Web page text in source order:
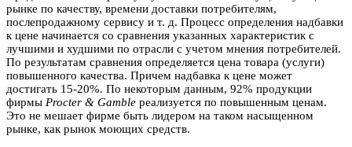
рынке по качеству, времени доставки потребителям,
послепродажному сервису и т. д. Процесс определения надбавки
к цене начинается со сравнения указанных характеристик с
лучшими и худшими по отрасли с учетом мнения потребителей.
По результатам сравнения определяется цена товара (услуги)
повышенного качества. Причем надбавка к цене может
достигать 15-20%. По некоторым данным, 92% продукции
фирмы Procter & Gamble реализуется по повышенным ценам.
Это не мешает фирме быть лидером на таком насыщенном
рынке, как рынок моющих средств.